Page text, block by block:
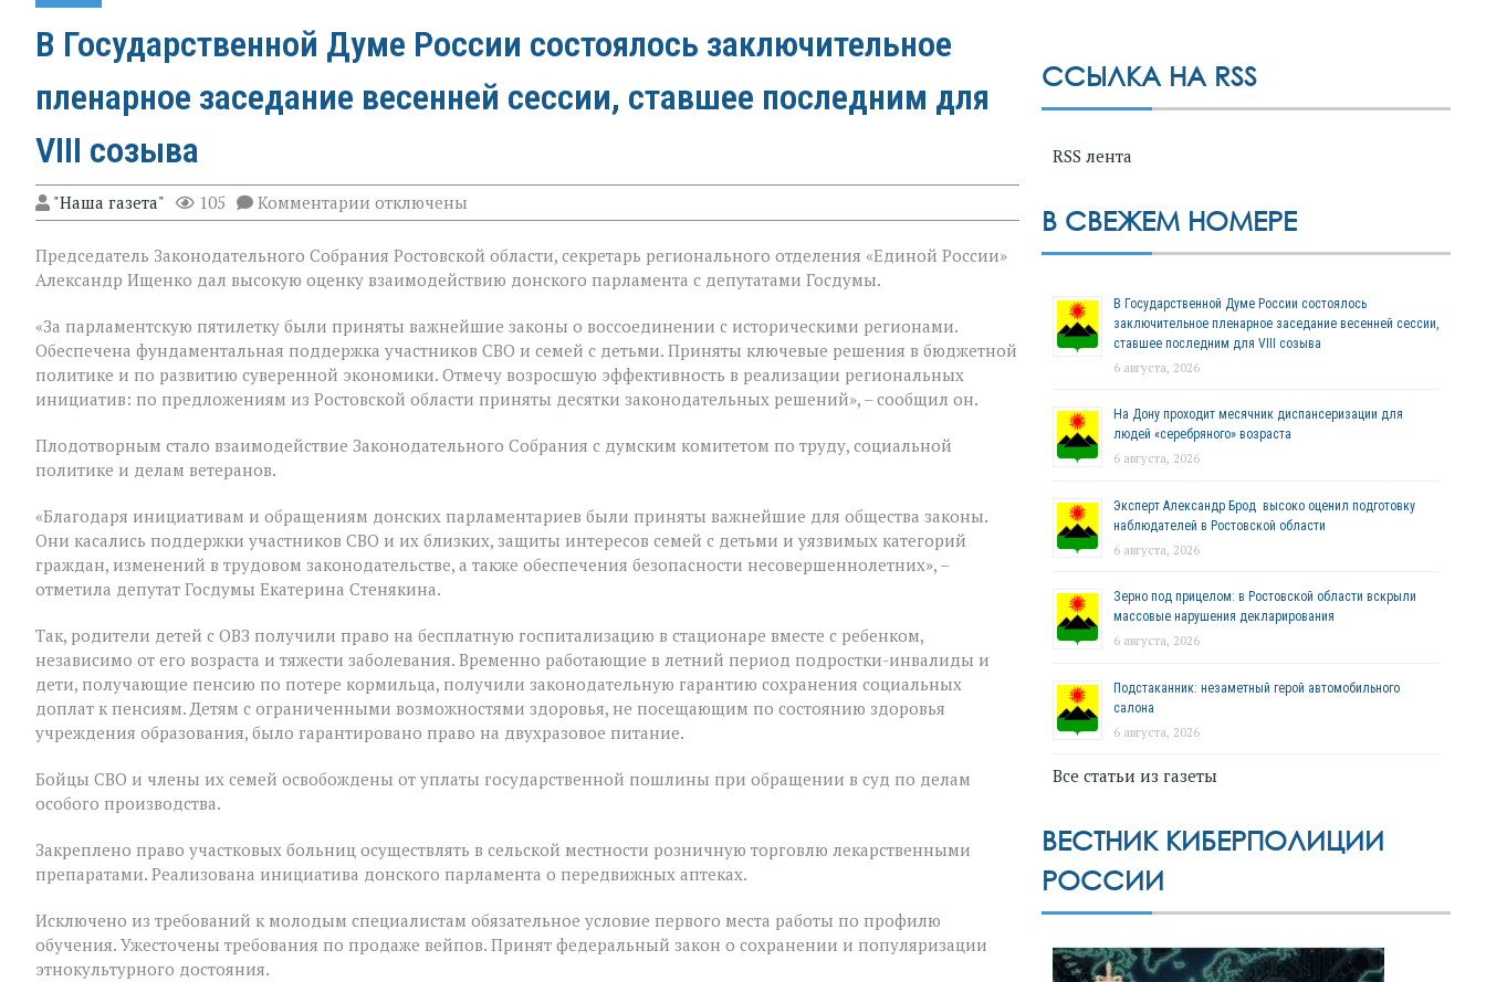
В Государственной Думе России состоялось заключительное
пленарное заседание весенней сессии, ставшее последним для
VIII созыва
"Наша газета" 105 Комментарии к
записи
Государственной
Думе
заключительное
пленарное
заседание
весенней
сессии,
последним
отключены
Председатель Законодательного Собрания Ростовской области, секретарь регионального отделения «Единой России»
Александр Ищенко дал высокую оценку взаимодействию донского парламента с депутатами Госдумы.
«За парламентскую пятилетку были приняты важнейшие законы о воссоединении с историческими регионами.
Обеспечена фундаментальная поддержка участников СВО и семей с детьми. Приняты ключевые решения в бюджетной
политике и по развитию суверенной экономики. Отмечу возросшую эффективность в реализации региональных
инициатив: по предложениям из Ростовской области приняты десятки законодательных решений», – сообщил он.
Плодотворным стало взаимодействие Законодательного Собрания с думским комитетом по труду, социальной
политике и делам ветеранов.
«Благодаря инициативам и обращениям донских парламентариев были приняты важнейшие для общества законы.
Они касались поддержки участников СВО и их близких, защиты интересов семей с детьми и уязвимых категорий
граждан, изменений в трудовом законодательстве, а также обеспечения безопасности несовершеннолетних», –
отметила депутат Госдумы Екатерина Стенякина.
Так, родители детей с ОВЗ получили право на бесплатную госпитализацию в стационаре вместе с ребенком,
независимо от его возраста и тяжести заболевания. Временно работающие в летний период подростки-инвалиды и
дети, получающие пенсию по потере кормильца, получили законодательную гарантию сохранения социальных
доплат к пенсиям. Детям с ограниченными возможностями здоровья, не посещающим по состоянию здоровья
учреждения образования, было гарантировано право на двухразовое питание.
Бойцы СВО и члены их семей освобождены от уплаты государственной пошлины при обращении в суд по делам
особого производства.
Закреплено право участковых больниц осуществлять в сельской местности розничную торговлю лекарственными
препаратами. Реализована инициатива донского парламента о передвижных аптеках.
Исключено из требований к молодым специалистам обязательное условие первого места работы по профилю
обучения. Ужесточены требования по продаже вейпов. Принят федеральный закон о сохранении и популяризации
этнокультурного достояния.
ССЫЛКА НА RSS
RSS лента
В СВЕЖЕМ НОМЕРЕ
В Государственной Думе России состоялось
заключительное пленарное заседание весенней сессии,
ставшее последним для VIII созыва
6 августа, 2026
На Дону проходит месячник диспансеризации для
людей «серебряного» возраста
6 августа, 2026
Эксперт Александр Брод высоко оценил подготовку
наблюдателей в Ростовской области
6 августа, 2026
Зерно под прицелом: в Ростовской области вскрыли
массовые нарушения декларирования
6 августа, 2026
Подстаканник: незаметный герой автомобильного
салона
6 августа, 2026
Все статьи из газеты
ВЕСТНИК КИБЕРПОЛИЦИИ
РОССИИ